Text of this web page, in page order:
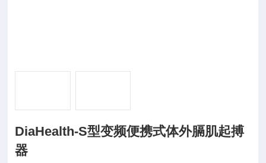
DiaHealth-S型变频便携式体外膈肌起搏
器